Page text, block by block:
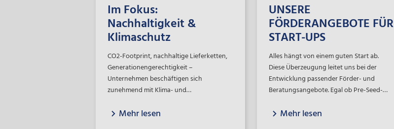
Im Fokus:
Nachhaltigkeit &
Klimaschutz
CO2-Footprint, nachhaltige Lieferketten,
Generationengerechtigkeit –
Unternehmen beschäftigen sich
zunehmend mit Klima- und
können kleine und mittlere Unternehmen
Mehr lesen
UNSERE
FÖRDERANGEBOTE FÜR
START-UPS
Alles hängt von einem guten Start ab.
Diese Überzeugung leitet uns bei der
Entwicklung passender Förder- und
Beratungsangebote. Egal ob Pre-Seed-
egal ob Zuschuss, Beteiligung oder
Mehr lesen